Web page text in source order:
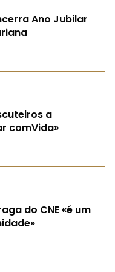
Ano Jubilar
a
comVida»
do CNE «é um